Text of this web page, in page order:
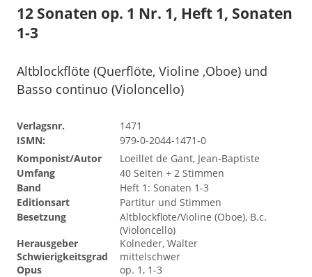
12 Sonaten op. 1 Nr. 1, Heft 1, Sonaten
1-3
Altblockflöte (Querflöte, Violine ,Oboe) und
Basso continuo (Violoncello)
Verlagsnr.
1471
ISMN:
979-0-2044-1471-0
Komponist/Autor
Loeillet de Gant, Jean-Baptiste
Umfang
40 Seiten + 2 Stimmen
Band
Heft 1: Sonaten 1-3
Editionsart
Partitur und Stimmen
Besetzung
Altblockflöte/Violine (Oboe), B.c.
(Violoncello)
Herausgeber
Kolneder, Walter
Schwierigkeitsgrad
mittelschwer
Opus
op. 1, 1-3